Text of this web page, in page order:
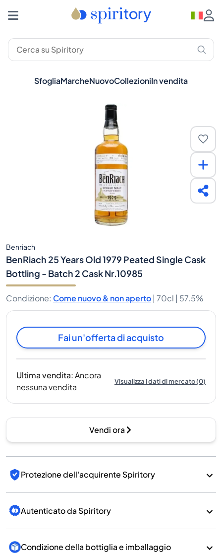
SfogliaMarcheNuovoCollezioniIn vendita
Benriach
BenRiach 25 Years Old 1979 Peated Single Cask
Bottling - Batch 2 Cask Nr.10985
Condizione: Come nuovo & non aperto | 70cl | 57.5%
Fai un'offerta di acquisto
Ultima vendita:Ancora
nessuna vendita
Visualizza i dati di mercato(0)
Vendi ora
Protezione dell'acquirente Spiritory
Autenticato da Spiritory
Condizione della bottiglia e imballaggio